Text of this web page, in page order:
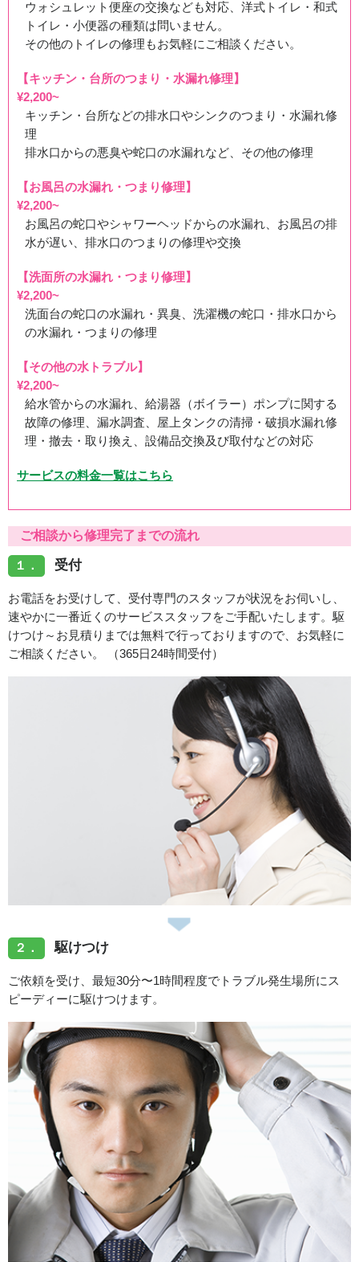
ウォシュレット便座の交換なども対応、洋式トイレ・和式
トイレ・小便器の種類は問いません。
その他のトイレの修理もお気軽にご相談ください。
【キッチン・台所のつまり・水漏れ修理】
¥2,200~
キッチン・台所などの排水口やシンクのつまり・水漏れ修
理
排水口からの悪臭や蛇口の水漏れなど、その他の修理
【お風呂の水漏れ・つまり修理】
¥2,200~
お風呂の蛇口やシャワーヘッドからの水漏れ、お風呂の排
水が遅い、排水口のつまりの修理や交換
【洗面所の水漏れ・つまり修理】
¥2,200~
洗面台の蛇口の水漏れ・異臭、洗濯機の蛇口・排水口から
の水漏れ・つまりの修理
【その他の水トラブル】
¥2,200~
給水管からの水漏れ、給湯器（ボイラー）ポンプに関する
故障の修理、漏水調査、屋上タンクの清掃・破損水漏れ修
理・撤去・取り換え、設備品交換及び取付などの対応
サービスの料金一覧はこちら
ご相談から修理完了までの流れ
１． 受付
お電話をお受けして、受付専門のスタッフが状況をお伺いし、
速やかに一番近くのサービススタッフをご手配いたします。駆
けつけ～お見積りまでは無料で行っておりますので、お気軽に
ご相談ください。 （365日24時間受付）
２． 駆けつけ
ご依頼を受け、最短30分〜1時間程度でトラブル発生場所にス
ピーディーに駆けつけます。